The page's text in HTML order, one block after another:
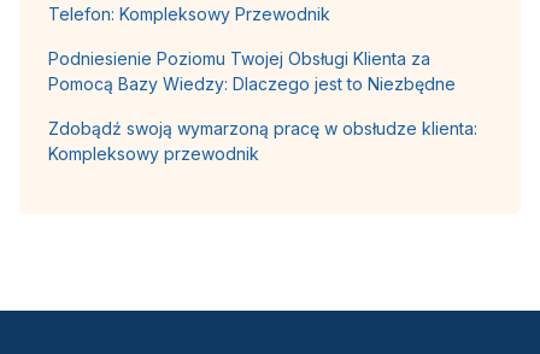
Telefon: Kompleksowy Przewodnik
Podniesienie Poziomu Twojej Obsługi Klienta za
Pomocą Bazy Wiedzy: Dlaczego jest to Niezbędne
Zdobądź swoją wymarzoną pracę w obsłudze klienta:
Kompleksowy przewodnik